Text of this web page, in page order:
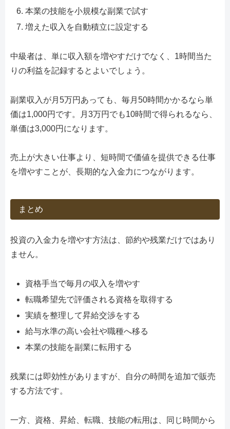
本業の技能を小規模な副業で試す
増えた収入を自動積立に設定する
中級者は、単に収入額を増やすだけでなく、1時間当た
りの利益を記録するとよいでしょう。
副業収入が月5万円あっても、毎月50時間かかるなら単
価は1,000円です。月3万円でも10時間で得られるなら、
単価は3,000円になります。
売上が大きい仕事より、短時間で価値を提供できる仕事
を増やすことが、長期的な入金力につながります。
まとめ
投資の入金力を増やす方法は、節約や残業だけではあり
ません。
資格手当で毎月の収入を増やす
転職希望先で評価される資格を取得する
実績を整理して昇給交渉をする
給与水準の高い会社や職種へ移る
本業の技能を副業に転用する
残業には即効性がありますが、自分の時間を追加で販売
する方法です。
一方、資格、昇給、転職、技能の転用は、同じ時間から